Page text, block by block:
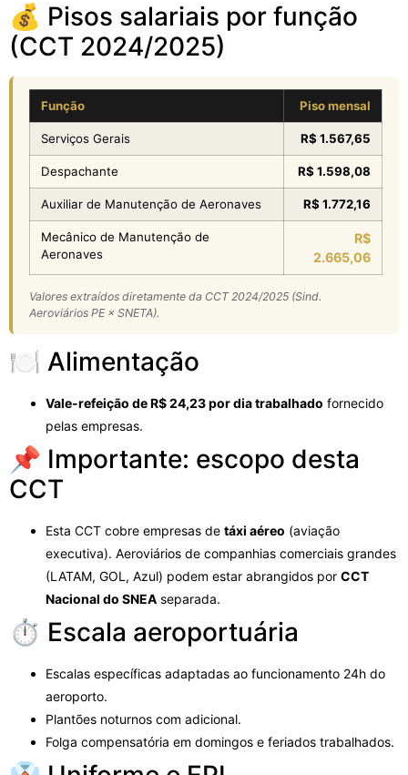
💰 Pisos salariais por função
(CCT 2024/2025)
Função Piso mensal
Serviços Gerais R$ 1.567,65
Despachante R$ 1.598,08
Auxiliar de Manutenção de Aeronaves R$ 1.772,16
Mecânico de Manutenção de
Aeronaves
R$
2.665,06
Valores extraídos diretamente da CCT 2024/2025 (Sind.
Aeroviários PE × SNETA).
🍽️ Alimentação
Vale-refeição de R$ 24,23 por dia trabalhado fornecido
pelas empresas.
📌 Importante: escopo desta
CCT
Esta CCT cobre empresas de táxi aéreo (aviação
executiva). Aeroviários de companhias comerciais grandes
(LATAM, GOL, Azul) podem estar abrangidos por CCT
Nacional do SNEA separada.
⏱️ Escala aeroportuária
Escalas específicas adaptadas ao funcionamento 24h do
aeroporto.
Plantões noturnos com adicional.
Folga compensatória em domingos e feriados trabalhados.